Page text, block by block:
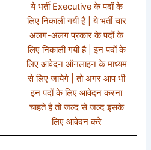
ये भर्ती Executive के पदों के
लिए निकाली गयी है | ये भर्ती चार
अलग-अलग प्रकार के पदों के
लिए निकाली गयी है | इन पदों के
लिए आवेदन ऑनलाइन के माध्यम
से लिए जायेगे | तो अगर आप भी
इन पदों के लिए आवेदन करना
चाहते है तो जल्द से जल्द इसके
लिए आवेदन करे